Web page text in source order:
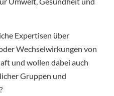
Expertisen über
Wechselwirkungen von
und wollen dabei auch
Gruppen und